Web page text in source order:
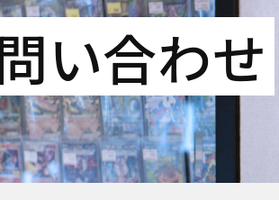
い合わせ